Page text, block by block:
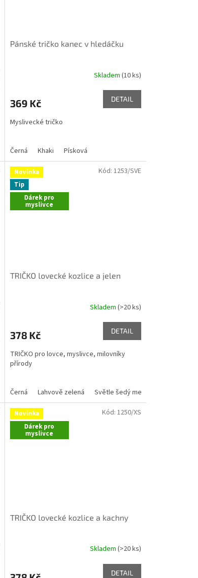
Pánské tričko kanec v hledáčku
Skladem (10 ks)
369 Kč DETAIL
Myslivecké tričko
Černá Khaki Písková
Novinka
Tip
Dárek pro
myslivce
TRIČKO lovecké kozlice a jelen
Skladem (>20 ks)
378 Kč DETAIL
TRIČKO pro lovce, myslivce, milovníky
přírody
Černá Lahvově zelená Světle šedý melír
Kód: 1253/SVE
Novinka
Dárek pro
myslivce
TRIČKO lovecké kozlice a kachny
Skladem (>20 ks)
DETAIL
Kód: 1250/XS